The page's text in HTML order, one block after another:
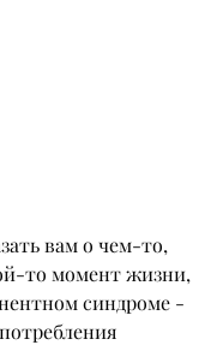
вам о чем-то,
то момент жизни,
синдроме -